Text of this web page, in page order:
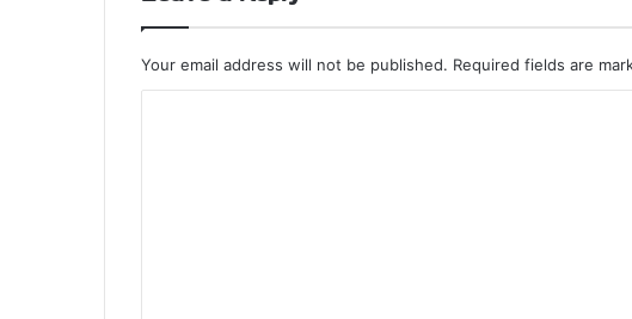
Your email address will not be published. Required fields are